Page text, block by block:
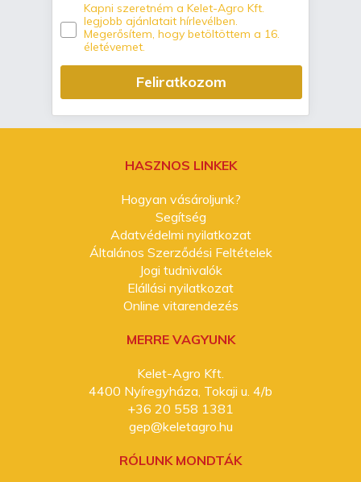
Kapni szeretném a Kelet-Agro Kft.
legjobb ajánlatait hírlevélben.
Megerősítem, hogy betöltöttem a 16.
életévemet.
Feliratkozom
HASZNOS LINKEK
Hogyan vásároljunk?
Segítség
Adatvédelmi nyilatkozat
Általános Szerződési Feltételek
Jogi tudnivalók
Elállási nyilatkozat
Online vitarendezés
MERRE VAGYUNK
Kelet-Agro Kft.
4400 Nyíregyháza, Tokaji u. 4/b
+36 20 558 1381
gep@keletagro.hu
RÓLUNK MONDTÁK